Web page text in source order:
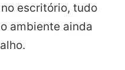
escritório, tudo
ambiente ainda